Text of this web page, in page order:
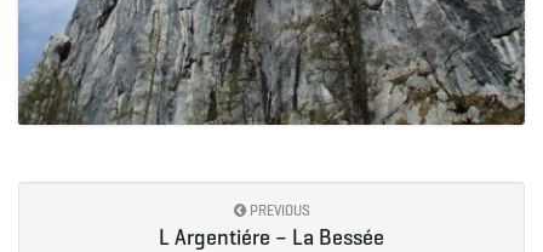
PREVIOUS
L Argentiére – La Bessée